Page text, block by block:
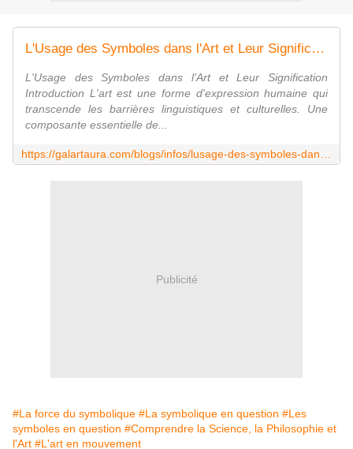
L'Usage des Symboles dans l'Art et Leur Signification
L'Usage des Symboles dans l'Art et Leur Signification
Introduction L'art est une forme d'expression humaine qui
transcende les barrières linguistiques et culturelles. Une
composante essentielle de...
Publicité
#La force du symbolique #La symbolique en question #Les
symboles en question #Comprendre la Science, la Philosophie et
l'Art #L'art en mouvement